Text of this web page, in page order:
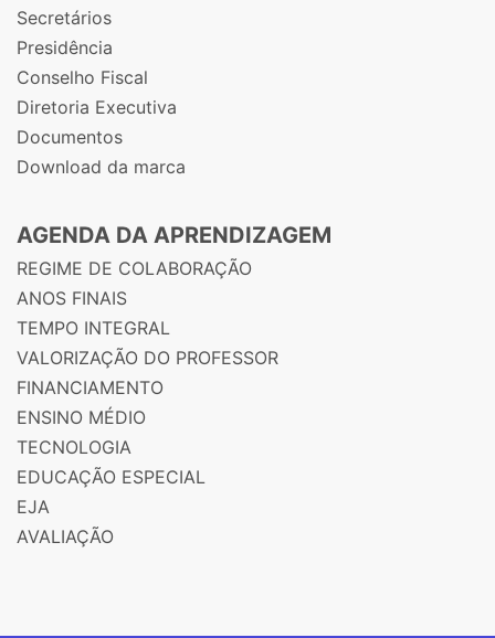
Secretários
Presidência
Conselho Fiscal
Diretoria Executiva
Documentos
Download da marca
AGENDA DA APRENDIZAGEM
REGIME DE COLABORAÇÃO
ANOS FINAIS
TEMPO INTEGRAL
VALORIZAÇÃO DO PROFESSOR
FINANCIAMENTO
ENSINO MÉDIO
TECNOLOGIA
EDUCAÇÃO ESPECIAL
EJA
AVALIAÇÃO